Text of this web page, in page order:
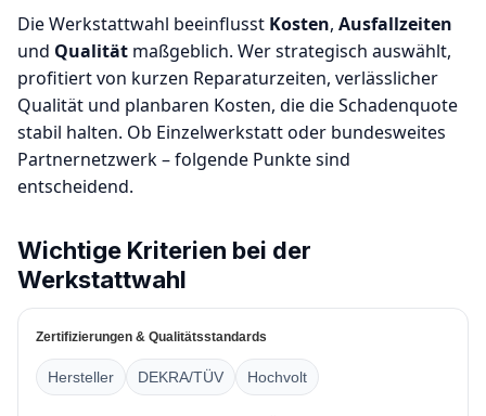
Die Werkstattwahl beeinflusst Kosten, Ausfallzeiten
und Qualität maßgeblich. Wer strategisch auswählt,
profitiert von kurzen Reparaturzeiten, verlässlicher
Qualität und planbaren Kosten, die die Schadenquote
stabil halten. Ob Einzelwerkstatt oder bundesweites
Partnernetzwerk – folgende Punkte sind
entscheidend.
Wichtige Kriterien bei der
Werkstattwahl
Zertifizierungen & Qualitätsstandards
Hersteller DEKRA/TÜV Hochvolt